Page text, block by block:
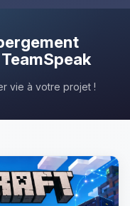
vie à votre projet !